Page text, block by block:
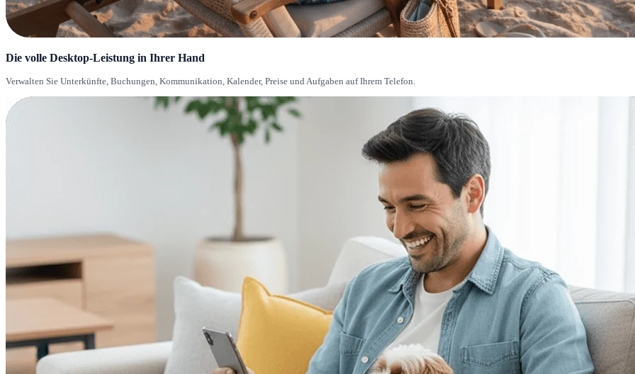
Die volle Desktop-Leistung in Ihrer Hand
Verwalten Sie Unterkünfte, Buchungen, Kommunikation, Kalender, Preise und Aufgaben auf Ihrem Telefon.